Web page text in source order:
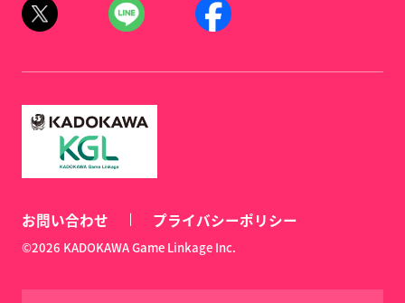
お問い合わせ プライバシーポリシー
©2026 KADOKAWA Game Linkage Inc.